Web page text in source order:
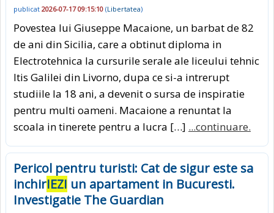
publicat 2026-07-17 09:15:10 (Libertatea)
Povestea lui Giuseppe Macaione, un barbat de 82
de ani din Sicilia, care a obtinut diploma in
Electrotehnica la cursurile serale ale liceului tehnic
Itis Galilei din Livorno, dupa ce si-a intrerupt
studiile la 18 ani, a devenit o sursa de inspiratie
pentru multi oameni. Macaione a renuntat la
scoala in tinerete pentru a lucra […] ...continuare.
Pericol pentru turisti: Cat de sigur este sa
inchirIEZI un apartament in Bucuresti.
Investigatie The Guardian